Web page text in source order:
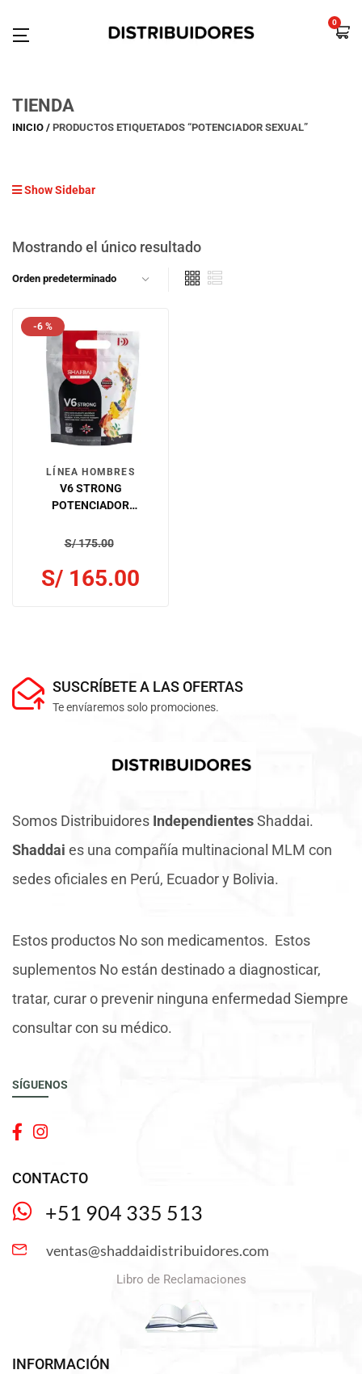
0
TIENDA
INICIO PRODUCTOS ETIQUETADOS “POTENCIADOR SEXUAL”
Show Sidebar
Mostrando el único resultado
-6 %
LÍNEA HOMBRES
V6 STRONG
POTENCIADOR
S/175.00
S/ 165.00
SUSCRÍBETE A LAS OFERTAS
Te envíaremos solo promociones.
Somos Distribuidores IndependientesShaddai.
Shaddai es una compañía multinacional MLM con
sedes oficiales en Perú, Ecuador y Bolivia.
Estos productos No son medicamentos. Estos
suplementos No están destinado a diagnosticar,
tratar, curar o prevenir ninguna enfermedad Siempre
consultar con su médico.
SÍGUENOS
CONTACTO
+51 904 335 513
ventas@shaddaidistribuidores.com
Libro de Reclamaciones
INFORMACIÓN